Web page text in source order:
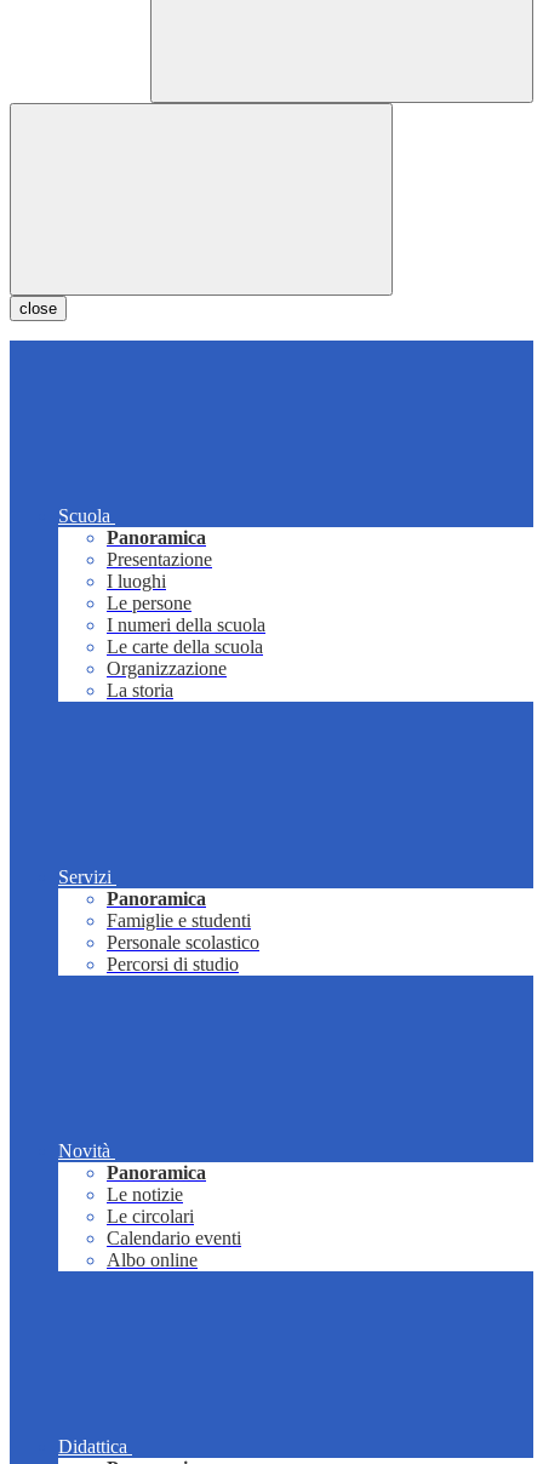
close
Scuola
Panoramica
Presentazione
I luoghi
Le persone
I numeri della scuola
Le carte della scuola
Organizzazione
La storia
Servizi
Panoramica
Famiglie e studenti
Personale scolastico
Percorsi di studio
Novità
Panoramica
Le notizie
Le circolari
Calendario eventi
Albo online
Didattica